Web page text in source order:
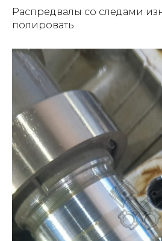
Распредвалы со следами
полировать